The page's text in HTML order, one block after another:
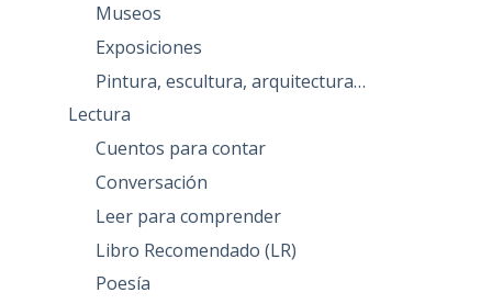
Museos
Exposiciones
Pintura, escultura, arquitectura…
Lectura
Cuentos para contar
Conversación
Leer para comprender
Libro Recomendado (LR)
Poesía